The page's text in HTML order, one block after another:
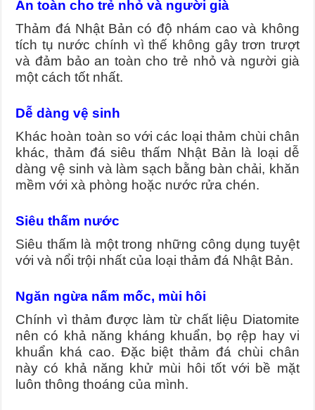
An toàn cho trẻ nhỏ và người già
Thảm đá Nhật Bản có độ nhám cao và không
tích tụ nước chính vì thế không gây trơn trượt
và đảm bảo an toàn cho trẻ nhỏ và người già
một cách tốt nhất.
Dễ dàng vệ sinh
Khác hoàn toàn so với các loại thảm chùi chân
khác, thảm đá siêu thấm Nhật Bản là loại dễ
dàng vệ sinh và làm sạch bằng bàn chải, khăn
mềm với xà phòng hoặc nước rửa chén.
Siêu thấm nước
Siêu thấm là một trong những công dụng tuyệt
với và nổi trội nhất của loại thảm đá Nhật Bản.
Ngăn ngừa nấm mốc, mùi hôi
Chính vì thảm được làm từ chất liệu Diatomite
nên có khả năng kháng khuẩn, bọ rệp hay vi
khuẩn khá cao. Đặc biệt thảm đá chùi chân
này có khả năng khử mùi hôi tốt với bề mặt
luôn thông thoáng của mình.